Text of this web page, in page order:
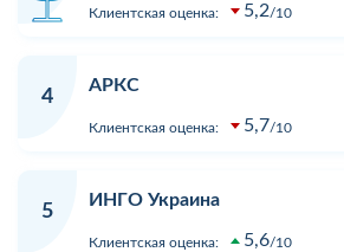
Клиентская оценка: 5,2 10
4
АРКС
Клиентская оценка: 5,7 10
5
ИНГО Украина
Клиентская оценка: 5,6 10